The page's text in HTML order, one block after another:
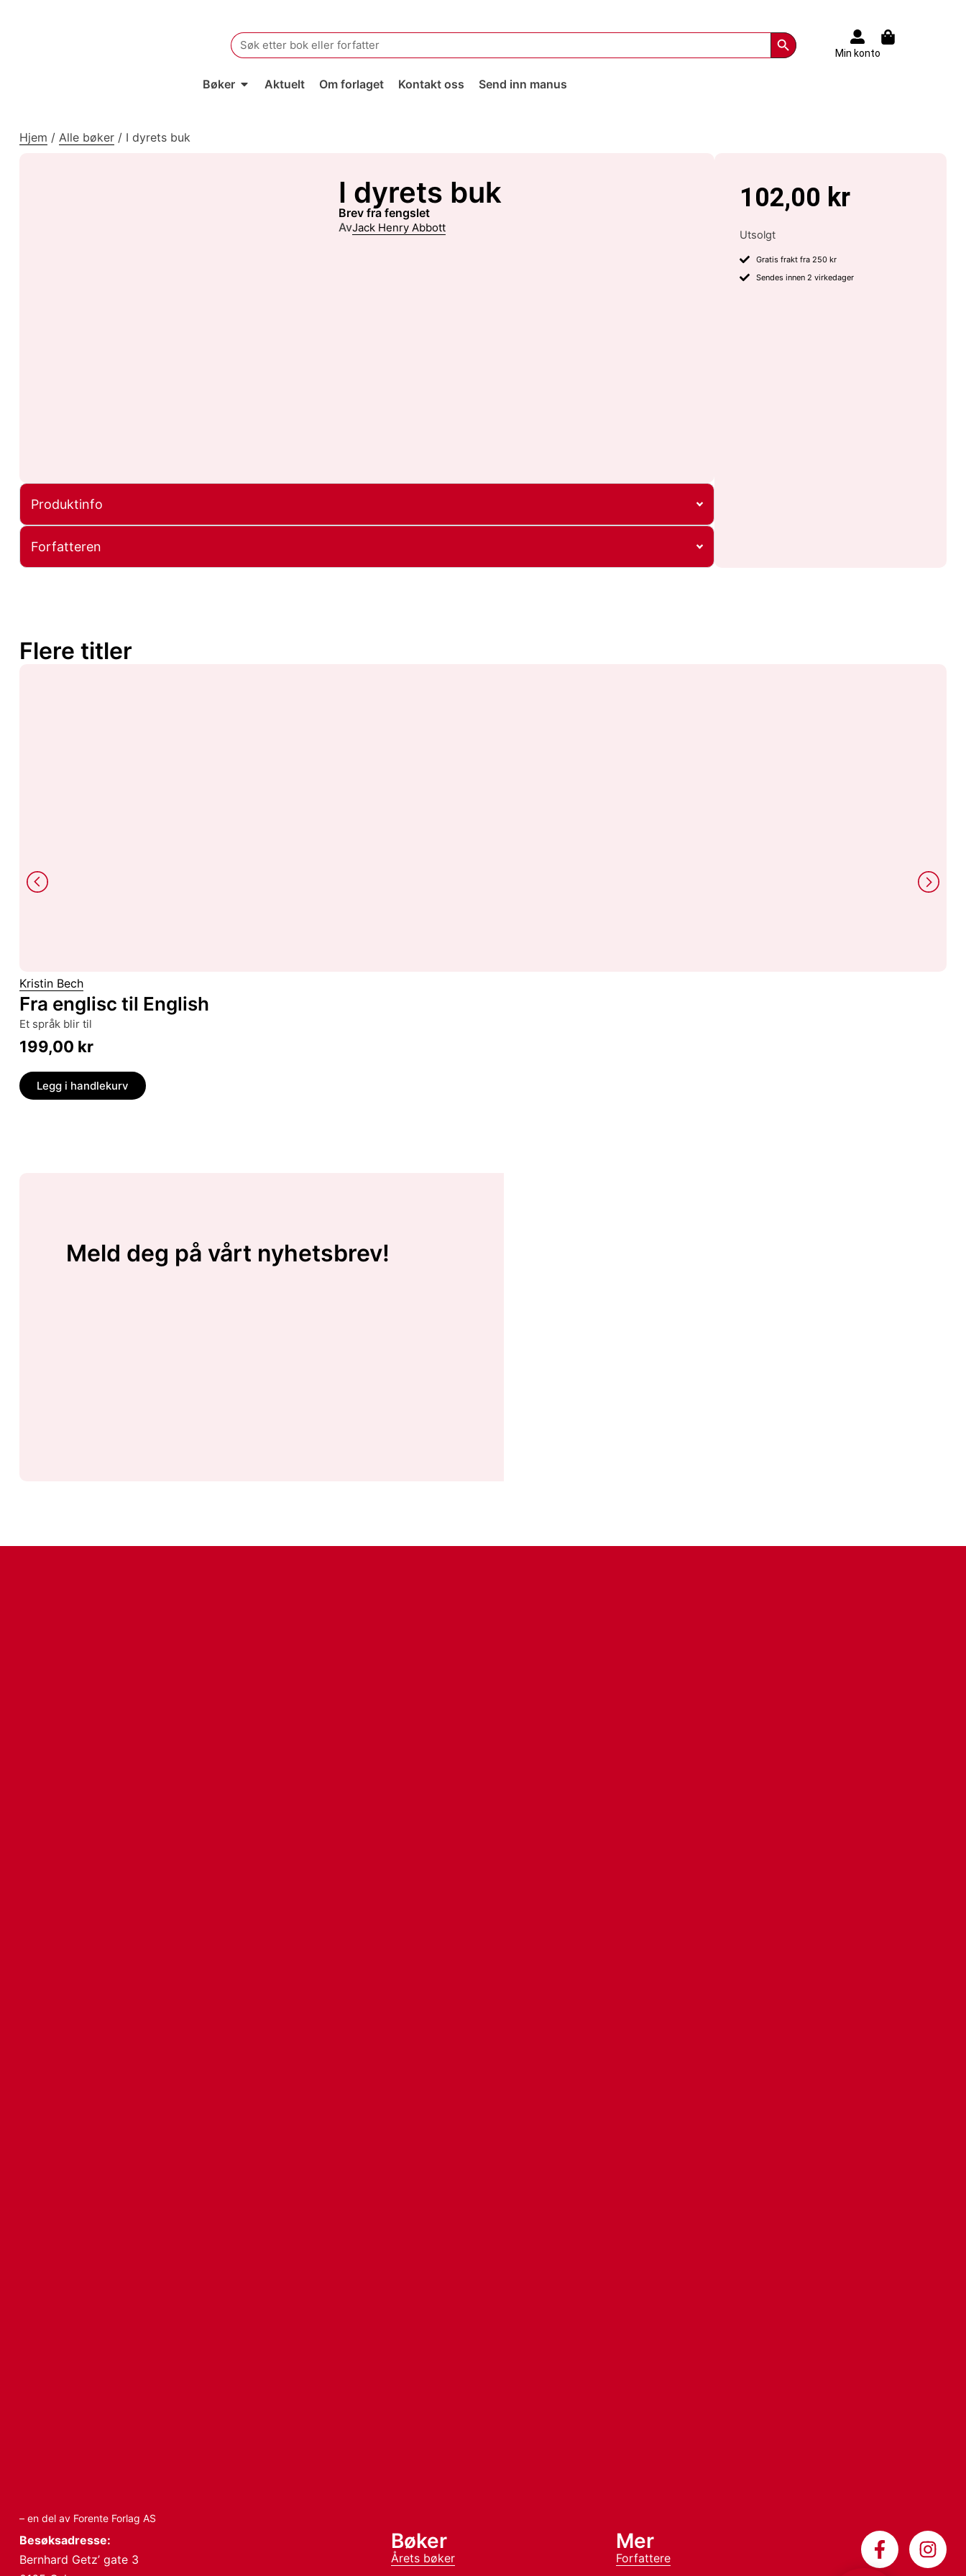
Search
for:
Search Button
Min konto
Bøker Aktuelt Om forlaget Kontakt oss Send inn manus
Hjem / Alle bøker / I dyrets buk
I dyrets buk
brev fra fengslet
AvJack Henry Abbott
Produktinfo
Forfatteren
102,00 kr
Utsolgt
Gratis frakt fra 250 kr
Sendes innen 2 virkedager
Flere titler
Kristin Bech
Fra englisc til English
et språk blir til
199,00 kr
Legg i handlekurv
Meld deg på vårt nyhetsbrev!
– en del av Forente Forlag AS
Besøksadresse:
Bernhard Getz’ gate 3
Bøker
Årets bøker
Mer
Forfattere